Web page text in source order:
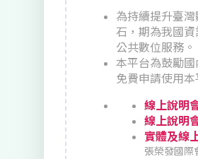
為持續提升臺
石，期為我國
公共數位服務。
本平台為鼓勵
免費申請使用本
線上說明
線上說明
實體及線
張榮發國際